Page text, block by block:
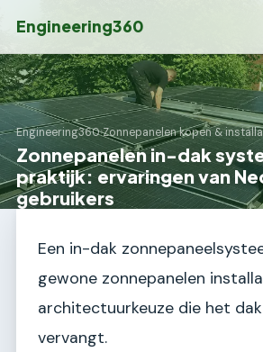
Engineering360
Engineering360›Zonnepanelen kopen &
Zonnepanelen in-dak
praktijk: ervaringen van
gebruikers
Een in-dak
gewone zonnepanelen
architectuurkeuze die het
vervangt.